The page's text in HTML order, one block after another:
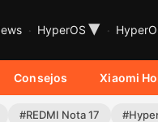
HyperOS ▾
Consejos Xiaomi
#REDMI Nota 17